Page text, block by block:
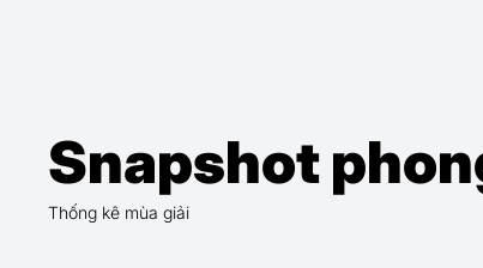
Snapshot
Thống kê mùa giải